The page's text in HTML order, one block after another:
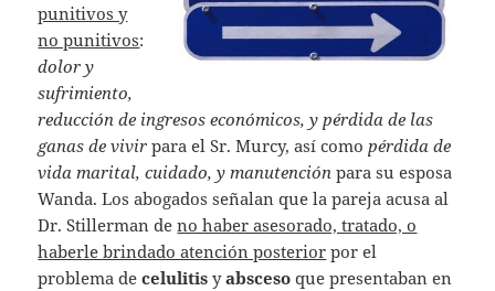
punitivos y
no punitivos:
dolor y
sufrimiento,
reducción de ingresos económicos, y pérdida de las
ganas de vivir para el Sr. Murcy, así comopérdida de
vida marital, cuidado, y manutención para su esposa
Wanda. Los abogados señalan que la pareja acusa al
Dr. Stillerman deno haber asesorado, tratado, o
haberle brindado atención posterior por el
problema decelulitis yabsceso que presentaban en